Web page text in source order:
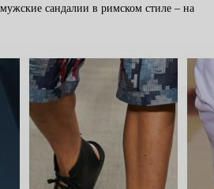
сандалии в римском стиле – на